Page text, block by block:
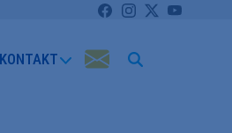
KONTAKT